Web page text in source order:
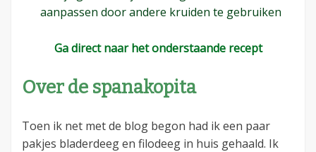
aanpassen door andere kruiden te gebruiken
Ga direct naar het onderstaande recept
Over de spanakopita
Toen ik net met de blog begon had ik een paar
pakjes bladerdeeg en filodeeg in huis gehaald. Ik